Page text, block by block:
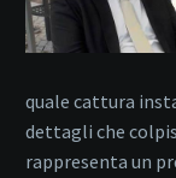
quale cattura
dettagli che
rappresenta un